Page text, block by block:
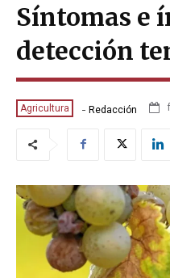
Síntomas e
detección
Agricultura - Redacción